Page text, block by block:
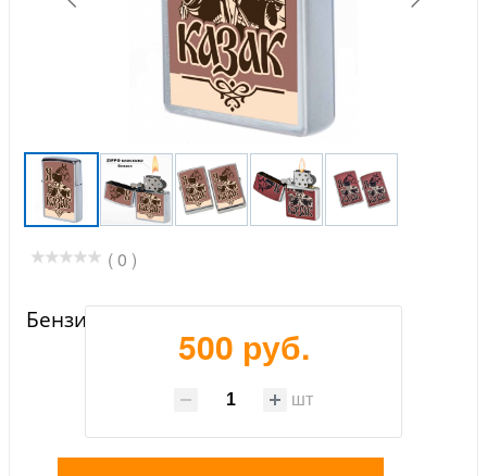
( 0 )
Бензиновая зажигалка "Я казак"
500 руб.
шт